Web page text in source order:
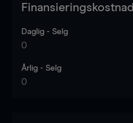
Finansieringskostnad
Daglig - Selg
0
Årlig - Selg
0